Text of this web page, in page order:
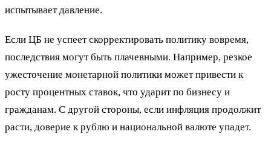
испытывает давление.
Если ЦБ не успеет скорректировать политику вовремя,
последствия могут быть плачевными. Например, резкое
ужесточение монетарной политики может привести к
росту процентных ставок, что ударит по бизнесу и
гражданам. С другой стороны, если инфляция продолжит
расти, доверие к рублю и национальной валюте упадет.